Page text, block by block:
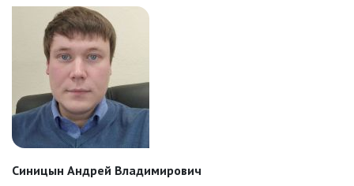
Синицын Андрей Владимирович